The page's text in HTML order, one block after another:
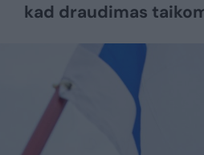
kad draudimas